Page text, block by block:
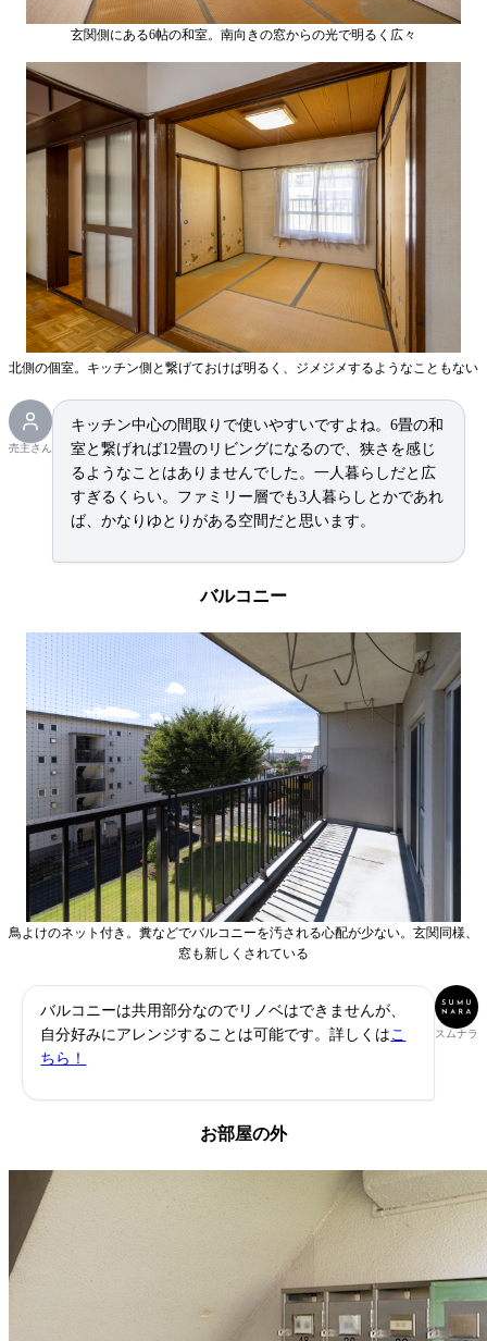
玄関側にある6帖の和室。南向きの窓からの光で明るく広々
北側の個室。キッチン側と繋げておけば明るく、ジメジメするようなこともない
売主さん
キッチン中心の間取りで使いやすいですよね。6畳の和
室と繋げれば12畳のリビングになるので、狭さを感じ
るようなことはありませんでした。一人暮らしだと広
すぎるくらい。ファミリー層でも3人暮らしとかであれ
ば、かなりゆとりがある空間だと思います。
バルコニー
鳥よけのネット付き。糞などでバルコニーを汚される心配が少ない。玄関同様、
窓も新しくされている
スムナラ
バルコニーは共用部分なのでリノベはできませんが、
自分好みにアレンジすることは可能です。詳しくはこ
ちら！
お部屋の外